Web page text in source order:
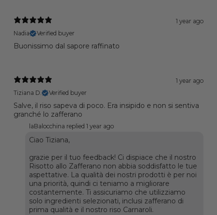
1 year ago
Nadia
Verified buyer
Buonissimo dal sapore raffinato
1 year ago
Tiziana D.
Verified buyer
Salve, il riso sapeva di poco. Era insipido e non si sentiva
granché lo zafferano
laBalocchina replied 1 year ago
Ciao Tiziana,
grazie per il tuo feedback! Ci dispiace che il nostro
Risotto allo Zafferano non abbia soddisfatto le tue
aspettative. La qualità dei nostri prodotti è per noi
una priorità, quindi ci teniamo a migliorare
costantemente. Ti assicuriamo che utilizziamo
solo ingredienti selezionati, inclusi zafferano di
prima qualità e il nostro riso Carnaroli.